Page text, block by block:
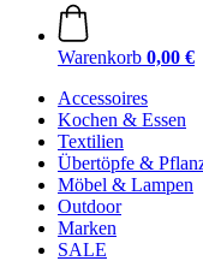
Warenkorb 0,00 €
Accessoires
Kochen & Essen
Textilien
Übertöpfe &
Möbel & Lampen
Outdoor
Marken
SALE